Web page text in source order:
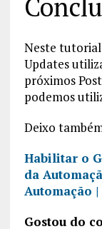
Neste
Updates
próximos
podemos
Deixo
Habilitar o
da
Automação
Gostou do